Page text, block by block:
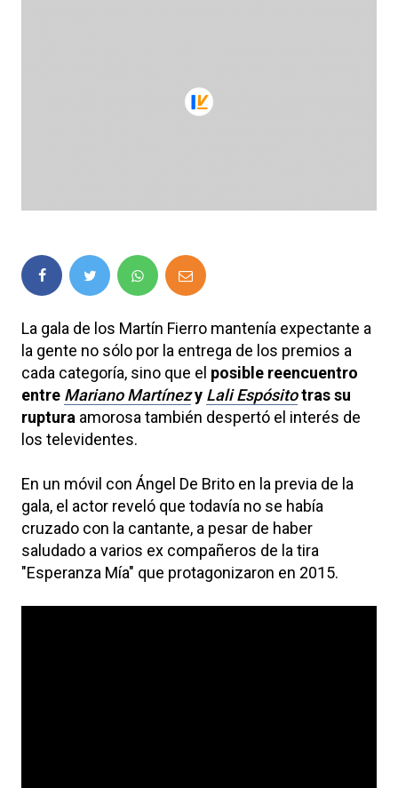
La gala de los Martín Fierro mantenía expectante a
la gente no sólo por la entrega de los premios a
cada categoría, sino que el posible reencuentro
entre Mariano Martínezy Lali Espósitotras su
ruptura amorosa también despertó el interés de
los televidentes.
En un móvil con Ángel De Brito en la previa de la
gala, el actor reveló que todavía no se había
cruzado con la cantante, a pesar de haber
saludado a varios ex compañeros de la tira
"Esperanza Mía" que protagonizaron en 2015.